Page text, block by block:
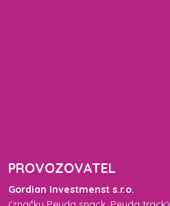
PROVOZOVATEL
Gordian Investmenst s.r.o.